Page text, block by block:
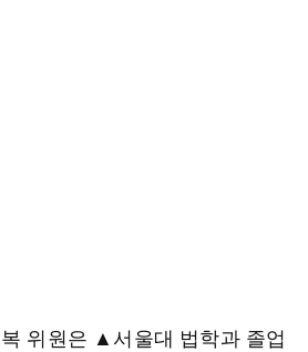
위원은 ▲서울대 법학과 졸업